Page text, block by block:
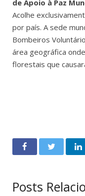
de Apoio à Paz
Acolhe
por país. A sede
Bombeiros
área geográfica
florestais que
Posts